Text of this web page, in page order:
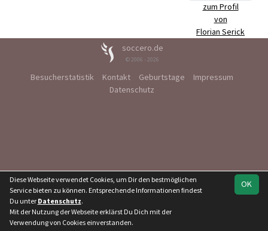
zum Profil
von
Florian Serick
soccero.de
© 2006 - 2026
Besucherstatistik Kontakt Geburtstage
Impressum
Datenschutz
OK
Diese Webseite verwendet Cookies, um Dir den bestmöglichen
Service bieten zu können. Entsprechende Informationen findest
Du unter Datenschutz.
Mit der Nutzung der Webseite erklärst Du Dich mit der
Verwendung von Cookies einverstanden.